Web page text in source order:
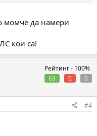
момче да намери
кои са!
Рейтинг - 100%
63
0 0
#4